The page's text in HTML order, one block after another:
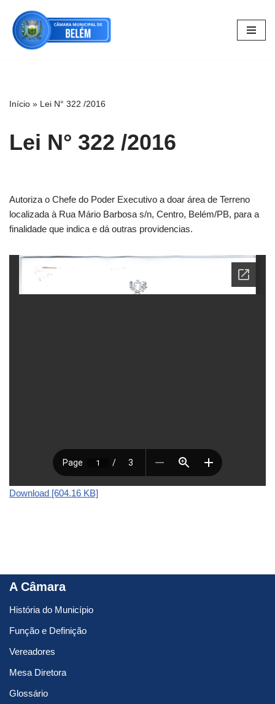
Pular
para
Início » Lei N° 322 /2016
Lei N° 322 /2016
Autoriza o Chefe do Poder Executivo a doar área de Terreno
localizada à Rua Mário Barbosa s/n, Centro, Belém/PB, para a
finalidade que indica e dá outras providencias.
Download [604.16 KB]
A Câmara
História do Município
Função e Definição
Vereadores
Mesa Diretora
Glossário